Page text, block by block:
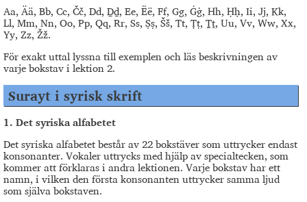
Aa, Ää, Bb, Cc, Čč, Dd, Ḏḏ, Ee, Ëë, Ff, Gg, Ġġ, Hh, Ḥḥ, Ii, Jj, Kk,
Ll, Mm, Nn, Oo, Pp, Qq, Rr, Ss, Ṣṣ, Šš, Tt, Ṭṭ, Ṯṯ, Uu, Vv, Ww, Xx,
Yy, Zz, Žž.
För exakt uttal lyssna till exemplen och läs beskrivningen av
varje bokstav i lektion 2.
Surayt i syrisk skrift
1.Det syriska alfabetet
Det syriska alfabetet består av 22 bokstäver som uttrycker endast
konsonanter. Vokaler uttrycks med hjälp av specialtecken, som
kommer att förklaras i andra lektionen. Varje bokstav har ett
namn, i vilken den första konsonanten uttrycker samma ljud
som själva bokstaven.